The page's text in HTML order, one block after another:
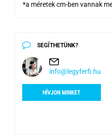
*a méretek cm-ben vannak
SEGÍTHETÜNK?
info@legyferfi.hu
HÍVJON MINKET